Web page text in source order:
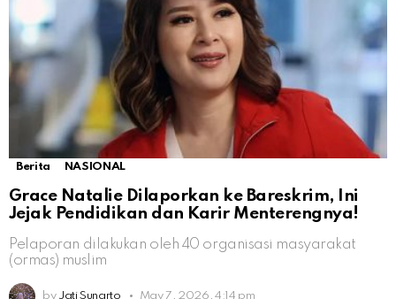
Berita NASIONAL
Grace Natalie Dilaporkan ke Bareskrim, Ini
Jejak Pendidikan dan Karir Menterengnya!
Pelaporan dilakukan oleh 40 organisasi masyarakat
(ormas) muslim
by Jati Sunarto May 7, 2026, 4:14 pm